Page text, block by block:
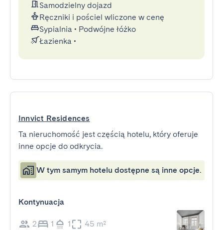
Samodzielny dojazd
Ręczniki i pościel wliczone w cenę
Sypialnia • Podwójne łóżko
Łazienka •
Innvict Residences
Ta nieruchomość jest częścią hotelu, który oferuje
inne opcje do odkrycia.
W tym samym hotelu dostępne są inne opcje.
Kontynuacja
2 1 1 45 m²